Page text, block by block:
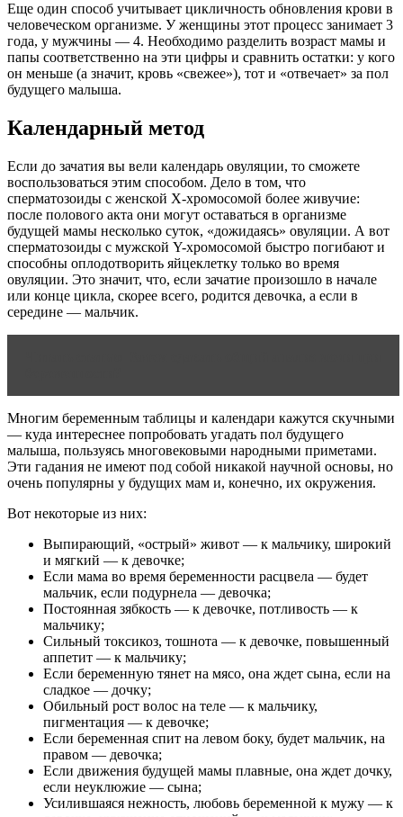
Еще один способ учитывает цикличность обновления крови в
человеческом организме. У женщины этот процесс занимает 3
года, у мужчины — 4. Необходимо разделить возраст мамы и
папы соответственно на эти цифры и сравнить остатки: у кого
он меньше (а значит, кровь «свежее»), тот и «отвечает» за пол
будущего малыша.
Календарный метод
Если до зачатия вы вели календарь овуляции, то сможете
воспользоваться этим способом. Дело в том, что
сперматозоиды c женской X-хромосомой более живучие:
после полового акта они могут оставаться в организме
будущей мамы несколько суток, «дожидаясь» овуляции. А вот
сперматозоиды с мужской Y-хромосомой быстро погибают и
способны оплодотворить яйцеклетку только во время
овуляции. Это значит, что, если зачатие произошло в начале
или конце цикла, скорее всего, родится девочка, а если в
середине — мальчик.
Многим беременным таблицы и календари кажутся скучными
— куда интереснее попробовать угадать пол будущего
малыша, пользуясь многовековыми народными приметами.
Эти гадания не имеют под собой никакой научной основы, но
очень популярны у будущих мам и, конечно, их окружения.
Вот некоторые из них:
Выпирающий, «острый» живот — к мальчику, широкий
и мягкий — к девочке;
Если мама во время беременности расцвела — будет
мальчик, если подурнела — девочка;
Постоянная зябкость — к девочке, потливость — к
мальчику;
Сильный токсикоз, тошнота — к девочке, повышенный
аппетит — к мальчику;
Если беременную тянет на мясо, она ждет сына, если на
сладкое — дочку;
Обильный рост волос на теле — к мальчику,
пигментация — к девочке;
Если беременная спит на левом боку, будет мальчик, на
правом — девочка;
Если движения будущей мамы плавные, она ждет дочку,
если неуклюжие — сына;
Усилившаяся нежность, любовь беременной к мужу — к